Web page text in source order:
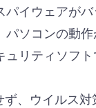
パイウェアが
ソコンの動作
ュリティソフ
、ウイルス